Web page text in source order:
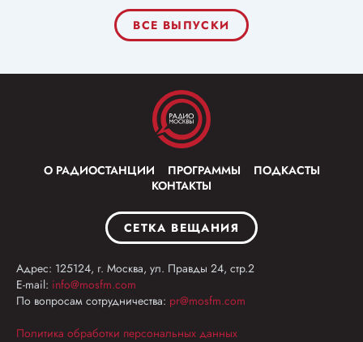
ВСЕ ВЫПУСКИ
О РАДИОСТАНЦИИ ПРОГРАММЫ
ПОДКАСТЫ
КОНТАКТЫ
СЕТКА ВЕЩАНИЯ
Адрес: 125124, г. Москва, ул. Правды 24, стр.2
E-mail: info@mosfm.com
По вопросам сотрудничества: pr@mosfm.com
Политика обработки персональных данных